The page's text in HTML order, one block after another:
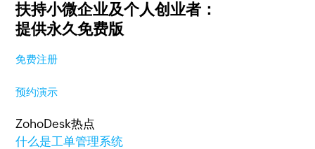
扶持小微企业及个人创业者：
提供永久免费版
免费注册
预约演示
ZohoDesk热点
什么是工单管理系统